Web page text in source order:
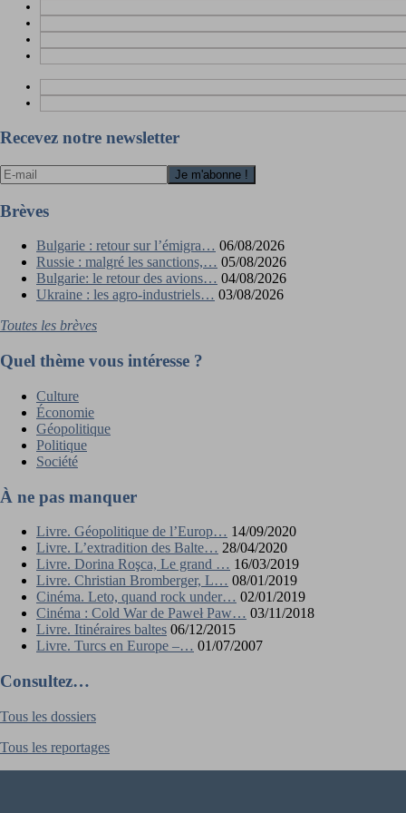
Recevez notre newsletter
Brèves
Bulgarie : retour sur l’émigra… 06/08/2026
Russie : malgré les sanctions,… 05/08/2026
Bulgarie: le retour des avions… 04/08/2026
Ukraine : les agro-industriels… 03/08/2026
Toutes les brèves
Quel thème vous intéresse ?
Culture
Économie
Géopolitique
Politique
Société
À ne pas manquer
Livre. Géopolitique de l’Europ… 14/09/2020
Livre. L’extradition des Balte… 28/04/2020
Livre. Dorina Roşca, Le grand … 16/03/2019
Livre. Christian Bromberger, L… 08/01/2019
Cinéma. Leto, quand rock under… 02/01/2019
Cinéma : Cold War de Paweł Paw… 03/11/2018
Livre. Itinéraires baltes 06/12/2015
Livre. Turcs en Europe –… 01/07/2007
Consultez…
Tous les dossiers
Tous les reportages